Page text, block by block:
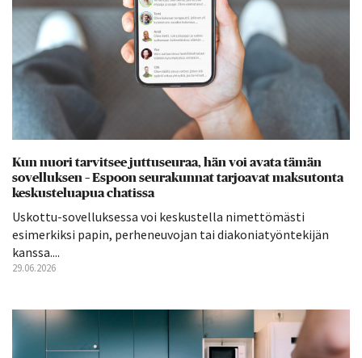
Kun nuori tarvitsee juttuseuraa, hän voi avata tämän
sovelluksen – Espoon seurakunnat tarjoavat maksutonta
keskusteluapua chatissa
Uskottu-sovelluksessa voi keskustella nimettömästi
esimerkiksi papin, perheneuvojan tai diakoniatyöntekijän
kanssa....
29.06.2026